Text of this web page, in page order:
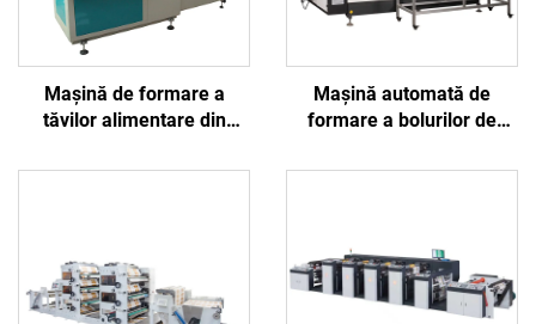
Mașină de formare a
tăvilor alimentare din
Mașină automată de
formare a bolurilor de